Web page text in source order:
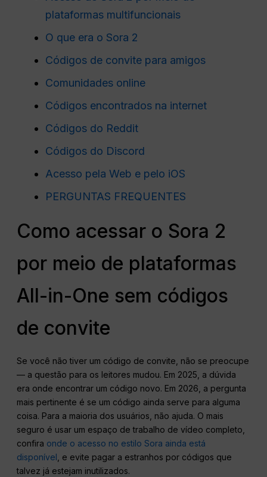
plataformas multifuncionais
O que era o Sora 2
Códigos de convite para amigos
Comunidades online
Códigos encontrados na internet
Códigos do Reddit
Códigos do Discord
Acesso pela Web e pelo iOS
PERGUNTAS FREQUENTES
Como acessar o Sora 2
por meio de plataformas
All-in-One sem códigos
de convite
Se você não tiver um código de convite, não se preocupe
— a questão para os leitores mudou. Em 2025, a dúvida
era onde encontrar um código novo. Em 2026, a pergunta
mais pertinente é se um código ainda serve para alguma
coisa. Para a maioria dos usuários, não ajuda. O mais
seguro é usar um espaço de trabalho de vídeo completo,
confira onde o acesso no estilo Sora ainda está
disponível , e evite pagar a estranhos por códigos que
talvez já estejam inutilizados.